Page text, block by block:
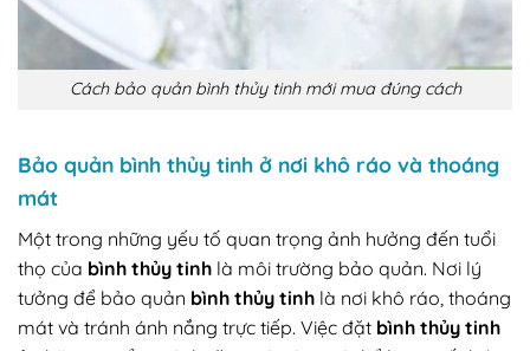
Cách bảo quản bình thủy tinh mới mua đúng cách
Bảo quản bình thủy tinh ở nơi khô ráo và thoáng
mát
Một trong những yếu tố quan trọng ảnh hưởng đến tuổi
thọ của bình thủy tinh là môi trường bảo quản. Nơi lý
tưởng để bảo quản bình thủy tinh là nơi khô ráo, thoáng
mát và tránh ánh nắng trực tiếp. Việc đặt bình thủy tinh